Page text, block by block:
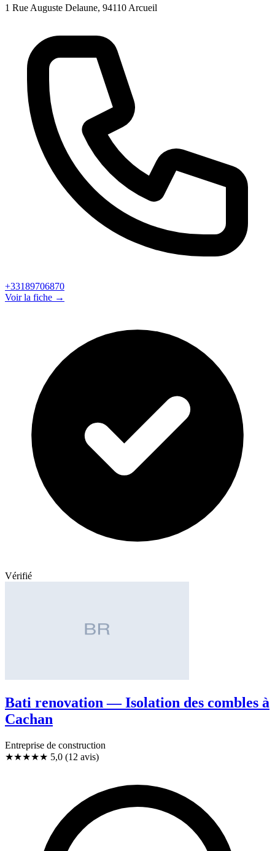
1 Rue Auguste Delaune, 94110 Arcueil
+33189706870
Voir la fiche →
Vérifié
Bati renovation — Isolation des combles à
Cachan
Entreprise de construction
★★★★★ 5,0 (12 avis)